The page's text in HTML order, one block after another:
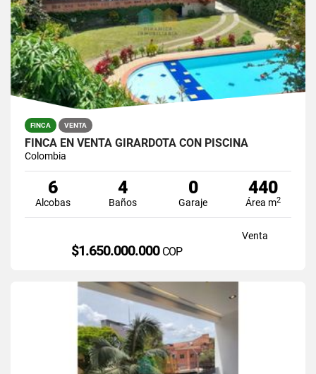
FINCA VENTA
FINCA EN VENTA GIRARDOTA CON PISCINA
Colombia
6
Alcobas
4
Baños
0
Garaje
440
Área m2
Venta
$1.650.000.000 COP